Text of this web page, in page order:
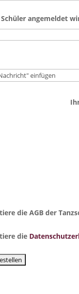
angemeldet
die AGB der
die